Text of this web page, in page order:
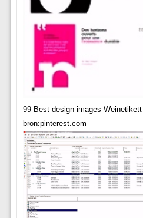
99 Best design images Weinetikett
bron:pinterest.com